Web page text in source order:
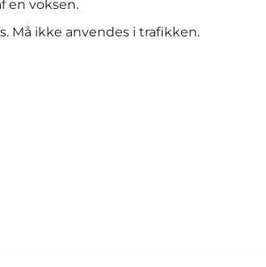
en voksen.
Må ikke anvendes i trafikken.